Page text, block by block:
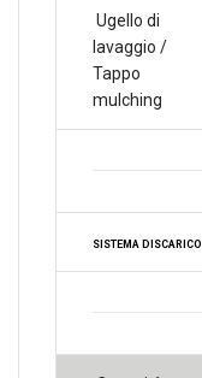
Ugello di
lavaggio /
Tappo
mulching
SISTEMA DISCARICO